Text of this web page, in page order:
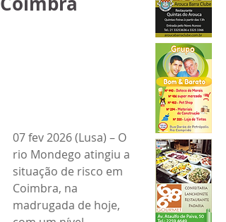
07 fev 2026 (Lusa) – O
rio Mondego atingiu a
situação de risco em
Coimbra, na
madrugada de hoje,